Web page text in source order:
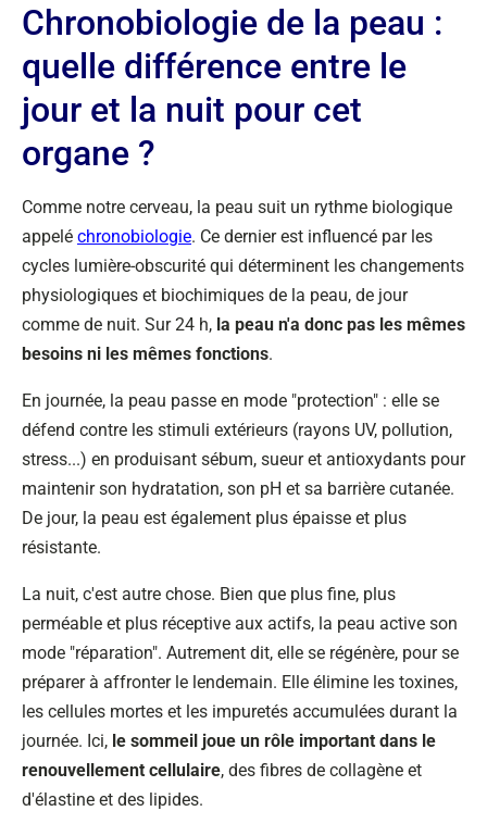
Chronobiologie de la peau :
quelle différence entre le
jour et la nuit pour cet
organe ?
Comme notre cerveau, la peau suit un rythme biologique
appelé chronobiologie. Ce dernier est influencé par les
cycles lumière-obscurité qui déterminent les changements
physiologiques et biochimiques de la peau, de jour
comme de nuit. Sur 24 h, la peau n'a donc pas les mêmes
besoins ni les mêmes fonctions.
En journée, la peau passe en mode "protection" : elle se
défend contre les stimuli extérieurs (rayons UV, pollution,
stress...) en produisant sébum, sueur et antioxydants pour
maintenir son hydratation, son pH et sa barrière cutanée.
De jour, la peau est également plus épaisse et plus
résistante.
La nuit, c'est autre chose. Bien que plus fine, plus
perméable et plus réceptive aux actifs, la peau active son
mode "réparation". Autrement dit, elle se régénère, pour se
préparer à affronter le lendemain. Elle élimine les toxines,
les cellules mortes et les impuretés accumulées durant la
journée. Ici, le sommeil joue un rôle important dans le
renouvellement cellulaire, des fibres de collagène et
d'élastine et des lipides.